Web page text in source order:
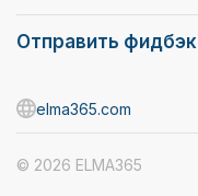
Отправить фидбэк
© 2026 ELMA365
elma365.com